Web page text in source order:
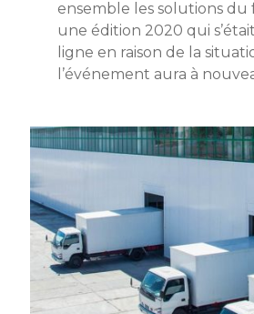
ensemble les solutions du
une édition 2020 qui
ligne en raison de la
l’événement aura à